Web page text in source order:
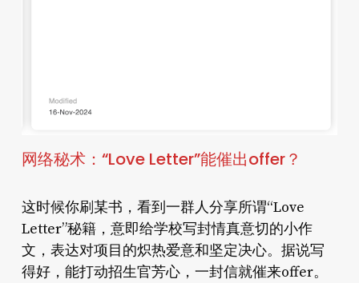
网络秘术：“Love Letter”能催出offer？
这时候你刷某书，看到一群人分享所谓“Love
Letter”秘籍，意即给学校写封情真意切的小作
文，表达对项目的炽热爱意和坚定决心。据说写
得好，能打动招生官芳心，一封信就催来offer。